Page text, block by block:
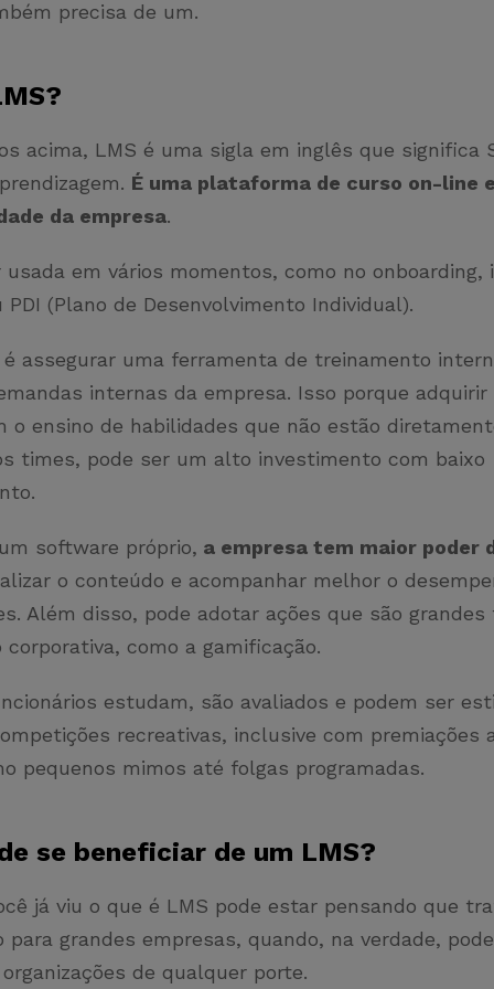
precisa de um.
acima, LMS é uma sigla em inglês que significa
É uma plataforma de curso on-line
da empresa.
usada em vários momentos, como no onboarding,
(Plano de Desenvolvimento Individual).
é assegurar uma ferramenta de treinamento
internas da empresa. Isso porque
o ensino de habilidades que não estão
times, pode ser um alto investimento com baixo
software próprio, a empresa tem maior poder
o conteúdo e acompanhar melhor o
Além disso, pode adotar ações que são grandes
corporativa, como a gamificação.
estudam, são avaliados e podem ser
recreativas, inclusive com premiações
pequenos mimos até folgas programadas.
se beneficiar de um LMS?
já viu o que é LMS pode estar pensando que
para grandes empresas, quando, na verdade,
de qualquer porte.